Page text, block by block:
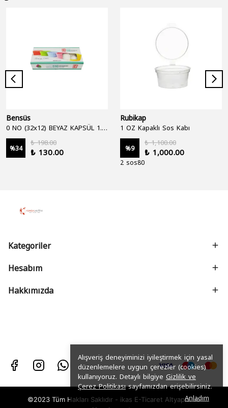
Alışveriş deneyiminizi iyileştirmek için yasal
düzenlemelere uygun çerezler (cookies)
kullanıyoruz. Detaylı bilgiye Gizlilik ve
Çerez Politikasısayfamızdan erişebilirsiniz.
Anladım
Bensüs
%34
₺ 198.00
₺ 130.00
Rubikap
1 OZ Kapaklı Sos Kabı
%9
₺ 1,100.00
₺ 1,000.00
2 sos80
Kategoriler
Hesabım
Hakkımızda
©2023 Tüm Hakları Saklıdır - ikas E-Ticaret Altyapısı ile